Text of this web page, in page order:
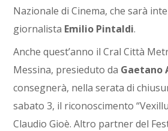
Nazionale di Cinema, che sarà
giornalista Emilio Pintaldi.
Anche quest’anno il Cral Città
Messina, presieduto da Gaetano
consegnerà, nella serata di
sabato 3, il riconoscimento
Claudio Gioè. Altro partner del